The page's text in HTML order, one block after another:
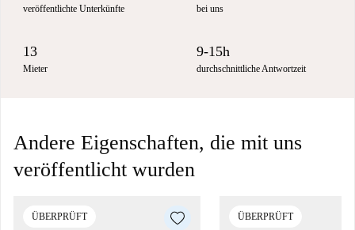
veröffentlichte Unterkünfte bei uns
13
Mieter
9-15h
durchschnittliche Antwortzeit
Andere Eigenschaften, die mit uns
veröffentlicht wurden
ÜBERPRÜFT ÜBERPRÜFT